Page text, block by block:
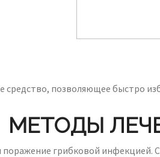
позволяющее быстро
МЕТОДЫ
грибковой инфекцией.